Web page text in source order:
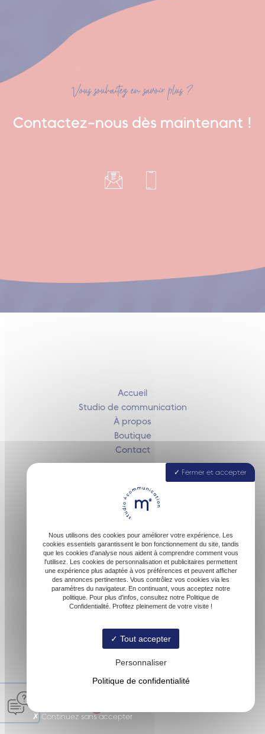
Vous souhaitez en savoir plus ?
Contactez-nous dès maintenant !
Accueil
Studio de communication
À propos
Boutique
Contact
contact@malofactory.fr
06 74 27 00 54
Fermer et accepter
Nous utilisons des cookies pour améliorer votre expérience. Les
cookies essentiels garantissent le bon fonctionnement du site, tandis
que les cookies d'analyse nous aident à comprendre comment vous
l'utilisez. Les cookies de personnalisation et publicitaires permettent
une expérience plus adaptée à vos préférences et peuvent afficher
des annonces pertinentes. Vous contrôlez vos cookies via les
paramètres du navigateur. En continuant, vous acceptez notre
politique. Pour plus d'infos, consultez notre Politique de
Confidentialité. Profitez pleinement de votre visite !
Tout accepter
Personnaliser
Politique de confidentialité
Continuez sans accepter